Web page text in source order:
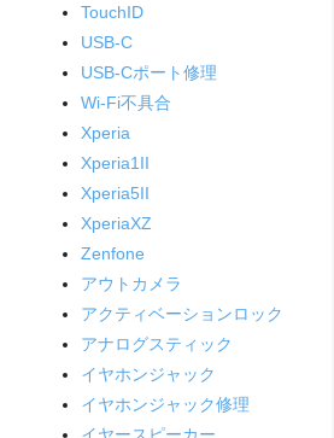
TouchID
USB-C
USB-Cポート修理
Wi-Fi不具合
Xperia
Xperia1II
Xperia5II
XperiaXZ
Zenfone
アウトカメラ
アクティベーションロック
アナログスティック
イヤホンジャック
イヤホンジャック修理
イヤースピーカー